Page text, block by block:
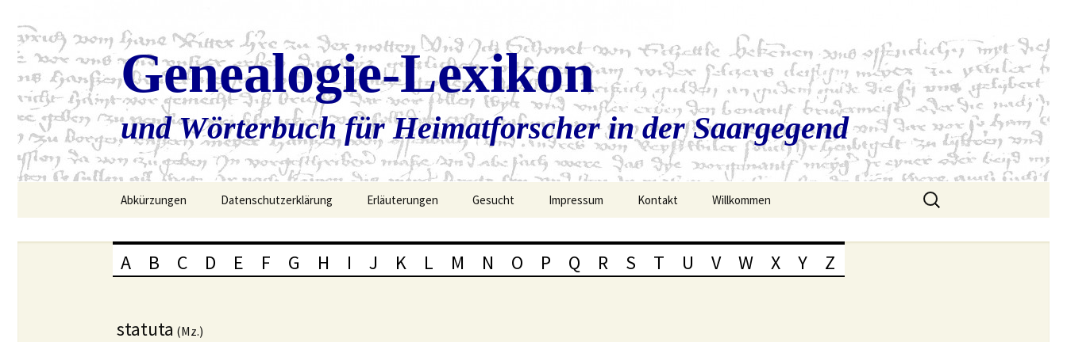
Genealogie-Lexikon
und Wörterbuch für Heimatforscher in der Saargegend
Abkürzungen Datenschutzerklärung Erläuterungen Gesucht Impressum Kontakt Willkommen
Suchen
nach:
A B C D E F G H I J K L M N O P Q R S T U V W X Y Z
statuta (Mz.)